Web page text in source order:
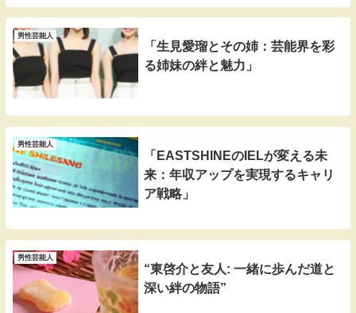
男性芸能人
「生見愛瑠とその姉：芸能界を彩
る姉妹の絆と魅力」
男性芸能人
「EASTSHINEのIELが変える未
来：年収アップを実現するキャリ
ア戦略」
男性芸能人
“東啓介と友人: 一緒に歩んだ道と
深い絆の物語”